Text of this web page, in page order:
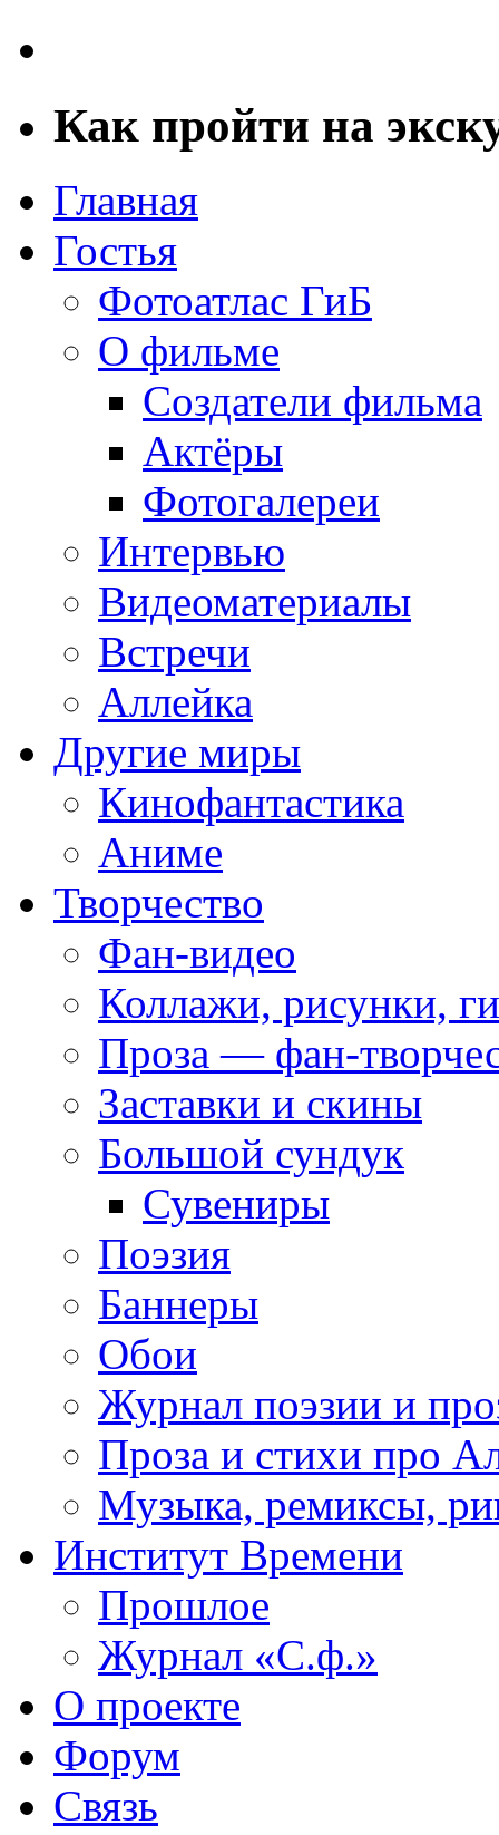
Как пройти на
Главная
Гостья
Фотоатлас ГиБ
О фильме
Создатели фильма
Актёры
Фотогалереи
Интервью
Видеоматериалы
Встречи
Аллейка
Другие миры
Кинофантастика
Аниме
Творчество
Фан-видео
Коллажи, рисунки,
Проза — фан-
Заставки и скины
Большой сундук
Сувениры
Поэзия
Баннеры
Обои
Журнал поэзии и
Проза и стихи про
Музыка, ремиксы,
Институт Времени
Прошлое
Журнал «С.ф.»
О проекте
Форум
Связь